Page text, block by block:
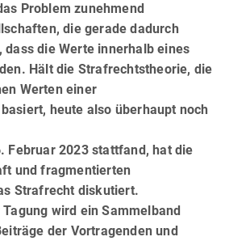
Problem zunehmend
die gerade dadurch
die Werte innerhalb eines
Hält die Strafrechtstheorie, die
Werten einer
heute also überhaupt noch
Februar 2023 stattfand, hat die
und fragmentierten
Strafrecht diskutiert.
wird ein Sammelband
der Vortragenden und